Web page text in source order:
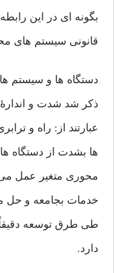
بگونه ا‌ی در اين
قانونی‌ سيستم ها‌ی
دستگاه ها و سيستم
ذكر شد شدت و
عبارتند از:‌ راه و
ها بشدت از دستگاه
محوری‌ متغير عمل
خدمات بجامعه و حل
طی ‌طرق توسعه
دارد.